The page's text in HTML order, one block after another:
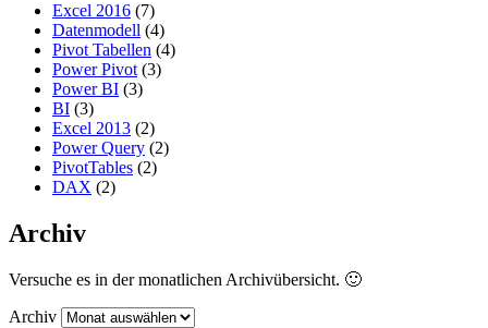
Excel 2016 (7)
Datenmodell (4)
Pivot Tabellen (4)
Power Pivot (3)
Power BI (3)
BI (3)
Excel 2013 (2)
Power Query (2)
PivotTables (2)
DAX (2)
Archiv
Versuche es in der monatlichen Archivübersicht. 🙂
Archiv